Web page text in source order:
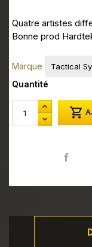
Quatre artistes
Bonne prod
Marque Tactical
Quantité
